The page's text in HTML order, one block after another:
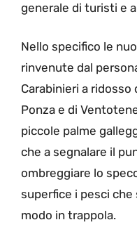
generale di turisti e
Nello specifico le
rinvenute dal
Carabinieri a ridosso
Ponza e di
piccole palme
che a segnalare il
ombreggiare lo
superfice i pesci
modo in trappola.